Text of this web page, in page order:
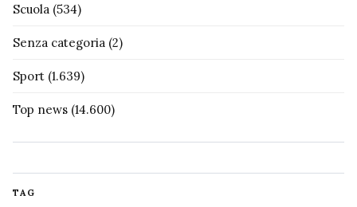
Scuola (534)
Senza categoria (2)
Sport (1.639)
Top news (14.600)
TAG